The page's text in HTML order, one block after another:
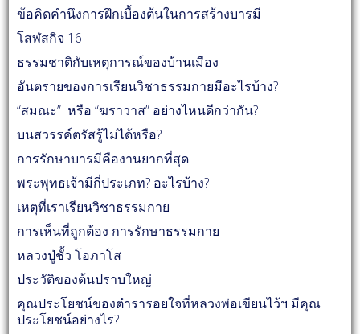
ข้อคิดคำนึงการฝึกเบื้องต้นในการสร้างบารมี
โสฬสกิจ 16
ธรรมชาติกับเหตุการณ์ของบ้านเมือง
อันตรายของการเรียนวิชาธรรมกายมีอะไรบ้าง?
“สมณะ” หรือ “ฆราวาส” อย่างไหนดีกว่ากัน?
บนสวรรค์ตรัสรู้ไม่ได้หรือ?
การรักษาบารมีคืองานยากที่สุด
พระพุทธเจ้ามีกี่ประเภท? อะไรบ้าง?
เหตุที่เราเรียนวิชาธรรมกาย
การเห็นที่ถูกต้อง การรักษาธรรมกาย
หลวงปู่ชั้ว โอภาโส
ประวัติของต้นปราบใหญ่
คุณประโยชน์ของตำรารอยใจที่หลวงพ่อเขียนไว้ฯ มีคุณ
ประโยชน์อย่างไร?